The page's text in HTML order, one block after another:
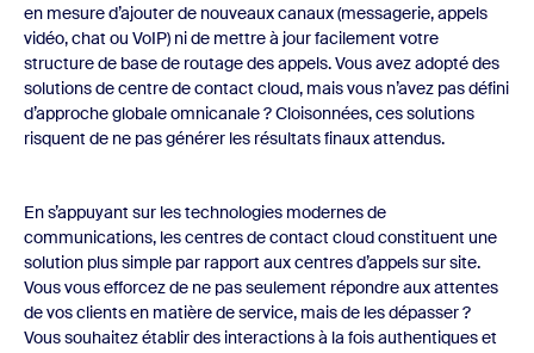
en mesure d’ajouter de nouveaux canaux (messagerie, appels
vidéo, chat ou VoIP) ni de mettre à jour facilement votre
structure de base de routage des appels. Vous avez adopté des
solutions de centre de contact cloud, mais vous n’avez pas défini
d’approche globale omnicanale ? Cloisonnées, ces solutions
risquent de ne pas générer les résultats finaux attendus.
En s’appuyant sur les technologies modernes de
communications, les centres de contact cloud constituent une
solution plus simple par rapport aux centres d’appels sur site.
Vous vous efforcez de ne pas seulement répondre aux attentes
de vos clients en matière de service, mais de les dépasser ?
Vous souhaitez établir des interactions à la fois authentiques et